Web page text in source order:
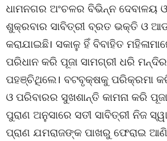
ଧାମନଗର ଅଂଚଳର ବିଭିନ୍ନ ଦେବାଳୟ
ଶୁକ୍ରବାର ସାବିତ୍ରୀ ବ୍ରତ ଭକ୍ତି ଓ
କରାଯାଇଛି। ସକାଳୁ ହିଁ ବିବାହିତ
ପରିଧାନ କରି ପୂଜା ସାମଗ୍ରୀ ଧରି
ପହଞ୍ଚିଥିଲେ। ବଟବୃକ୍ଷକୁ ପରିକ୍ରମା କରି
ଓ ପରିବାରର ସୁଖଶାନ୍ତି କାମନା କରି
ପୁରାଣ ଅନୁସାରେ ସତୀ ସାବିତ୍ରୀ ନିଜ
ପ୍ରାଣ ଯମରାଜଙ୍କ ପାଖରୁ ଫେରାଇ